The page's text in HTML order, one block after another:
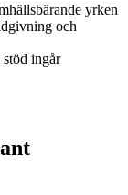
yrken
och
stöd ingår